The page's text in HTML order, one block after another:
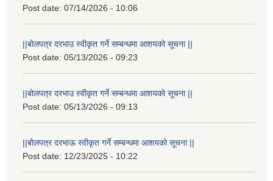
Post date: 07/14/2026 - 10:06
||बोलपत्र दरभाउ स्वीकृत गर्ने सम्बन्धमा आशयको सूचना ||
Post date: 05/13/2026 - 09:23
||बोलपत्र दरभाउ स्वीकृत गर्ने सम्बन्धमा आशयको सूचना ||
Post date: 05/13/2026 - 09:13
||बोलपत्र दरभाऊ स्वीकृत गर्ने सम्बन्धमा आशयको सूचना ||
Post date: 12/23/2025 - 10:22